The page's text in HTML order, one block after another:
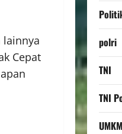
lainnya
Cepat
polri
TNI
TNI
UMKM